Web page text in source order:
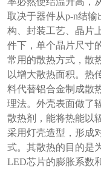
取决于器件从p-n结
构、封装工艺、晶片
件下，单个晶片尺寸
常用的散热方式，散
以增大散热面积。热
料代替铝合金制成散
理法。外壳表面做了
散热剂，能将热能以
采用灯壳造型，形成
式。其散热的目的是
LED芯片的膨胀系数